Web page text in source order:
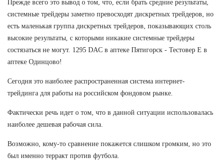
Прежде всего это вывод о том, что, если брать средние результаты,
системные трейдеры заметно превосходят дискретных трейдеров, но
есть маленькая группа дискретных трейдеров, показывающих столь
высокие результаты, с которыми никакие системные трейдеры
состязаться не могут. 1295 DAC в аптеке Пятигорск - Тестовер Е в
аптеке Одинцово!
Сегодня это наиболее распространенная система интернет-
трейдинга для работы на российском фондовом рынке.
Фактически речь идет о том, что в данной ситуации использовалась
наиболее дешевая рабочая сила.
Возможно, кому-то сравнение покажется слишком громким, но это
был именно терракт против футбола.